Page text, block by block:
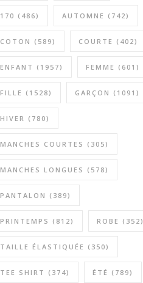
170 (486) AUTOMNE (742)
COTON (589) COURTE (402)
ENFANT (1957) FEMME (601)
FILLE (1528) GARÇON (1091)
HIVER (780)
MANCHES COURTES (305)
MANCHES LONGUES (578)
PANTALON (389)
PRINTEMPS (812) ROBE (352)
TAILLE ÉLASTIQUÉE (350)
TEE SHIRT (374) ÉTÉ (789)